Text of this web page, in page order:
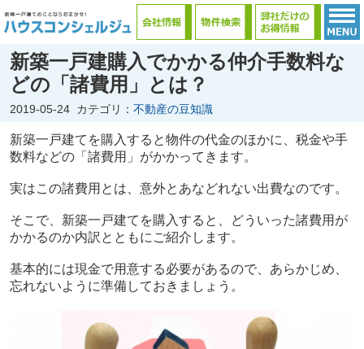
新築一戸建購入でかかる仲介手数料な
どの「諸費用」とは？
2019-05-24 カテゴリ： 不動産の豆知識
新築一戸建てを購入すると物件の代金のほかに、税金や手
数料などの「諸費用」がかかってきます。
実はこの諸費用とは、意外とあなどれない出費なのです。
そこで、新築一戸建てを購入すると、どういった諸費用が
かかるのか内訳とともにご紹介します。
基本的には現金で用意する必要があるので、あらかじめ、
忘れないように準備しておきましょう。